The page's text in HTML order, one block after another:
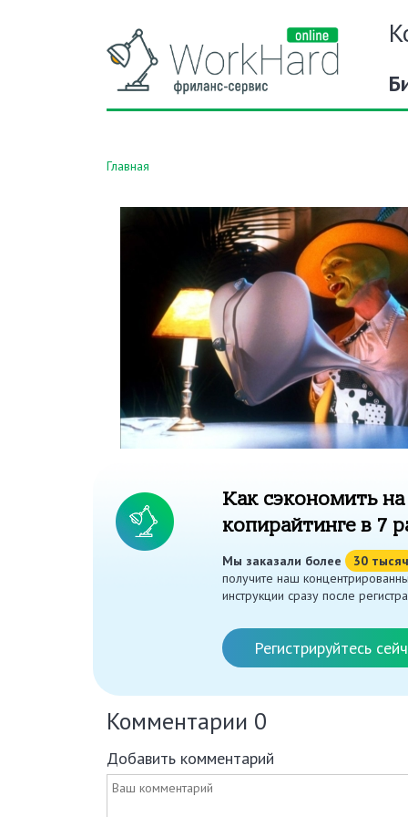
Главная
Как сэкономить на
копирайтинге в 7
Мы заказали более 30 тысяч
получите наш
инструкции сразу после
Регистрируйтесь
Комментарии 0
Добавить комментарий